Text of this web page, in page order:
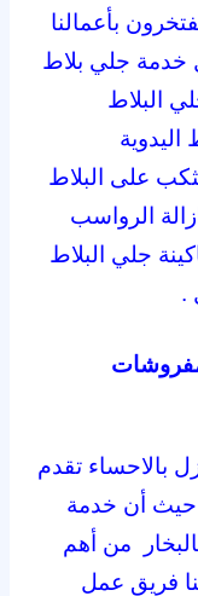
بأعمالنا
خدمة جلي بلاط
البلاط
على البلاط
الرواسب
جلي البلاط
.
بالاحساء تقدم
حيث أن خدمة
من أهم
فريق عمل